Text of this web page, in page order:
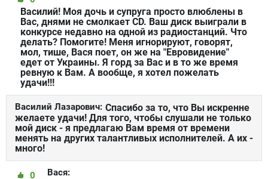
Василий! Моя дочь и супруга просто влюблены в
Вас, днями не смолкает CD. Ваш диск выиграли в
конкурсе недавно на одной из радиостанций. Что
делать? Помогите! Меня игнорируют, говорят,
мол, тише, Вася поет, он же на "Евровидение"
едет от Украины. Я горд за Вас и в то же время
ревную к Вам. А вообще, я хотел пожелать
удачи!!!
Василий Лазарович: Спасибо за то, что Вы искренне
желаете удачи! Для того, чтобы слушали не только
мой диск - я предлагаю Вам время от времени
менять на других талантливых исполнителей. А их -
много!
Вася:
0